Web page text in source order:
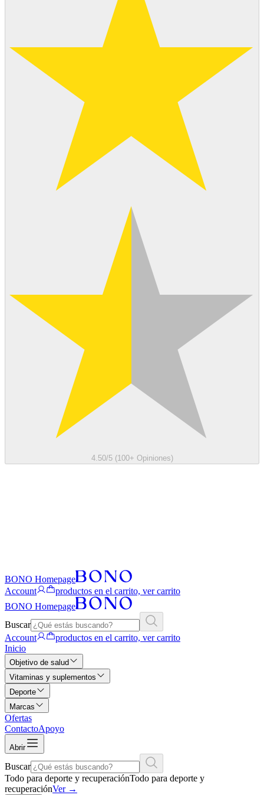
4.50/5 (100+ Opiniones)
BONO Homepage
Account
productos en el carrito, ver carrito
BONO Homepage
Buscar
Account
productos en el carrito, ver carrito
Inicio
Objetivo de salud
Vitaminas y suplementos
Deporte
Marcas
Ofertas
ContactoApoyo
Abrir
Buscar
Todo para deporte y recuperaciónTodo para deporte y
recuperaciónVer →